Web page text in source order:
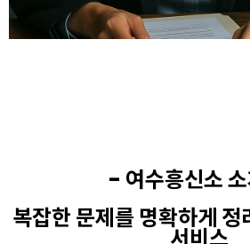
- 여수흥신소
복잡한 문제를 명확하게 정